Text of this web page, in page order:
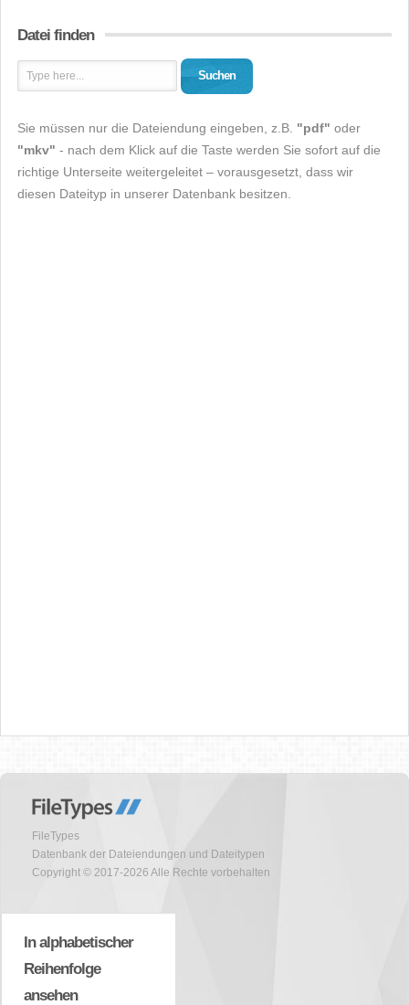
Datei finden
Suchen
Sie müssen nur die Dateiendung eingeben, z.B. "pdf" oder
"mkv" - nach dem Klick auf die Taste werden Sie sofort auf die
richtige Unterseite weitergeleitet – vorausgesetzt, dass wir
diesen Dateityp in unserer Datenbank besitzen.
FileTypes
Datenbank der Dateiendungen und Dateitypen
Copyright © 2017-2026 Alle Rechte vorbehalten
In alphabetischer
Reihenfolge
ansehen